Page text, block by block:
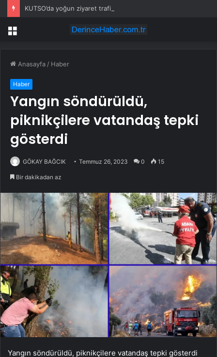
KUTSO’da yoğun ziyaret trafiği
Menü
Anasayfa / Haber
Haber
Yangın söndürüldü,
piknikçilere vatandaş tepki
gösterdi
GÖKAY BAĞCIK Temmuz 26, 2023 0 15
Bir dakikadan az
Yangın söndürüldü, piknikçilere vatandaş tepki gösterdi